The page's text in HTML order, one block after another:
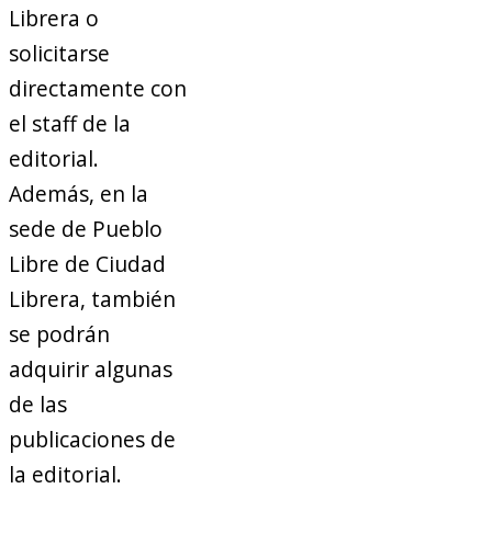
Librera o
solicitarse
directamente con
el staff de la
editorial.
Además, en la
sede de Pueblo
Libre de Ciudad
Librera, también
se podrán
adquirir algunas
de las
publicaciones de
la editorial.